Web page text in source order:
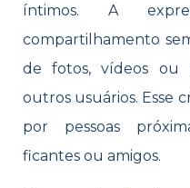
íntimos. A
compartilhamento
de fotos, vídeos ou
outros usuários. Esse
por pessoas
ficantes ou amigos.